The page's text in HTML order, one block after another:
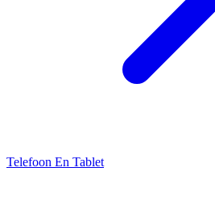
Telefoon En Tablet